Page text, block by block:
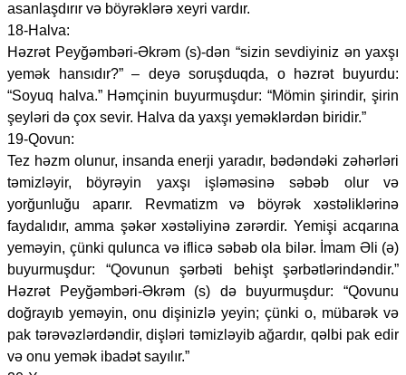
asanlaşdırır və böyrəklərə xeyri vardır.
18-Halva:
Həzrət Peyğəmbəri-Əkrəm (s)-dən “sizin sevdiyiniz ən yaxşı
yemək hansıdır?” – deyə soruşduqda, o həzrət buyurdu:
“Soyuq halva.” Həmçinin buyurmuşdur: “Mömin şirindir, şirin
şeyləri də çox sevir. Halva da yaxşı yeməklərdən biridir.”
19-Qovun:
Tez həzm olunur, insanda enerji yaradır, bədəndəki zəhərləri
təmizləyir, böyrəyin yaxşı işləməsinə səbəb olur və
yorğunluğu aparır. Revmatizm və böyrək xəstəliklərinə
faydalıdır, amma şəkər xəstəliyinə zərərdir. Yemişi acqarına
yeməyin, çünki qulunca və iflicə səbəb ola bilər. İmam Əli (ə)
buyurmuşdur: “Qovunun şərbəti behişt şərbətlərindəndir.”
Həzrət Peyğəmbəri-Əkrəm (s) də buyurmuşdur: “Qovunu
doğrayıb yeməyin, onu dişinizlə yeyin; çünki o, mübarək və
pak tərəvəzlərdəndir, dişləri təmizləyib ağardır, qəlbi pak edir
və onu yemək ibadət sayılır.”